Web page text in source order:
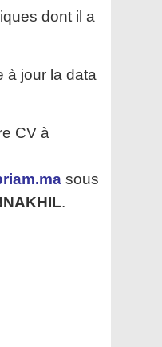
dont il a
à jour la data
CV à
sous
.